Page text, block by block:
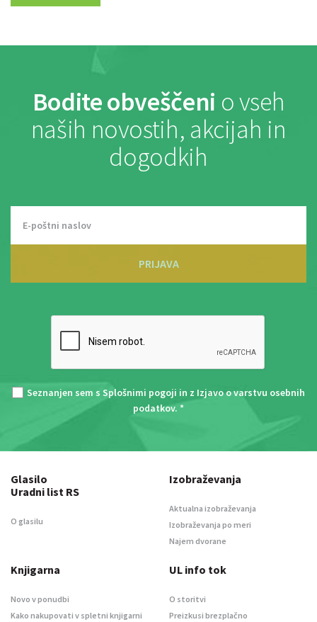
Bodite obveščeni o vseh
naših novostih, akcijah in
dogodkih
PRIJAVA
Seznanjen sem s Splošnimi pogoji in z Izjavo o varstvu osebnih
podatkov. *
Glasilo
Uradni list RS
O glasilu
Izobraževanja
Aktualna izobraževanja
Izobraževanja po meri
Najem dvorane
Knjigarna
Novo v ponudbi
Kako nakupovati v spletni knjigarni
UL info tok
O storitvi
Preizkusi brezplačno